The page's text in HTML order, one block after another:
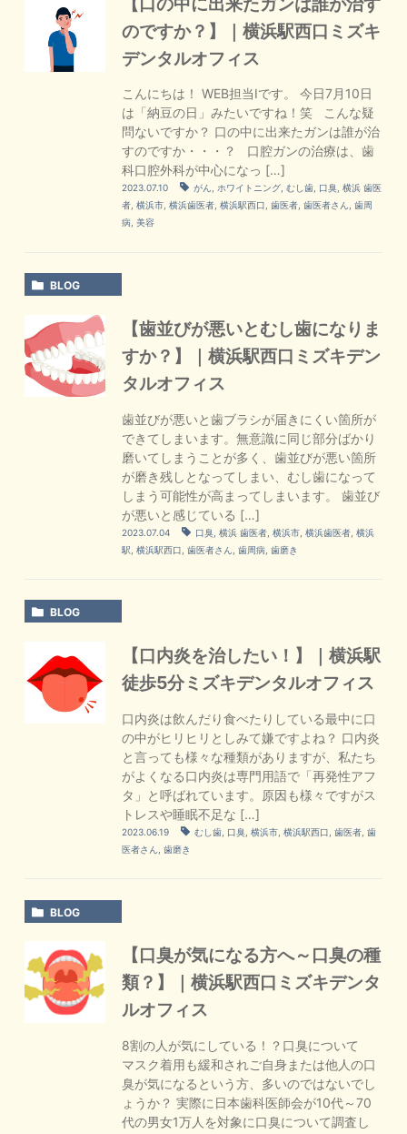
のですか？】｜横浜駅西口ミズキ
デンタルオフィス
こんにちは！ WEB担当Iです。 今日7月10日
は「納豆の日」みたいですね！笑 こんな疑
問ないですか？ 口の中に出来たガンは誰が治
すのですか・・・？ 口腔ガンの治療は、歯
科口腔外科が中心になっ […]
2023.07.10 がん,ホワイトニング,むし歯, 口臭,横浜 歯医
者,横浜市,横浜歯医者,横浜駅西口,歯医者,歯医者さん,歯周
病,美容
BLOG
【歯並びが悪いとむし歯になりま
すか？】｜横浜駅西口ミズキデン
タルオフィス
歯並びが悪いと歯ブラシが届きにくい箇所が
できてしまいます。無意識に同じ部分ばかり
磨いてしまうことが多く、歯並びが悪い箇所
が磨き残しとなってしまい、むし歯になって
しまう可能性が高まってしまいます。 歯並び
が悪いと感じている […]
2023.07.04 口臭 ,横浜 歯医者 ,横浜市 ,横浜歯医者 ,横浜
駅 ,横浜駅西口 ,歯医者さん ,歯周病 ,歯磨き
BLOG
【口内炎を治したい！】｜横浜駅
徒歩5分ミズキデンタルオフィス
口内炎は飲んだり食べたりしている最中に口
の中がヒリヒリとしみて嫌ですよね？ 口内炎
と言っても様々な種類がありますが、私たち
がよくなる口内炎は専門用語で「再発性アフ
タ」と呼ばれています。原因も様々ですがス
トレスや睡眠不足な […]
2023.06.19 むし歯 口臭 ,横浜市 ,横浜駅西口 ,歯医者 ,歯
医者さん
,歯磨き
BLOG
【口臭が気になる方へ～口臭の種
類？】｜横浜駅西口ミズキデンタ
ルオフィス
8割の人が気にしている！？口臭について
マスク着用も緩和されご自身または他人の口
臭が気になるという方、多いのではないでし
ょうか？ 実際に日本歯科医師会が10代～70
代の男女1万人を対象に口臭について調査し